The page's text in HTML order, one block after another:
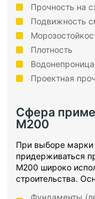
Прочность на
Подвижность
Плотность
Проектная
Сфера
М200
При выборе марки
придерживаться
М200 широко
строительства.
Фундаменты